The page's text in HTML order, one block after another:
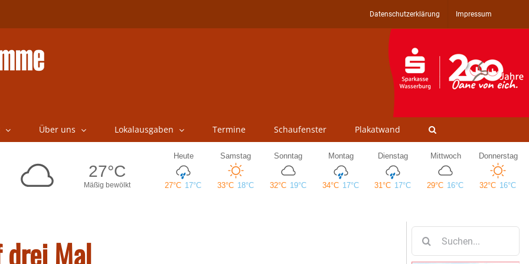
Datenschutzerklärung Impressum
Über uns Lokalausgaben Termine Schaufenster Plakatwand
Mal
nach: